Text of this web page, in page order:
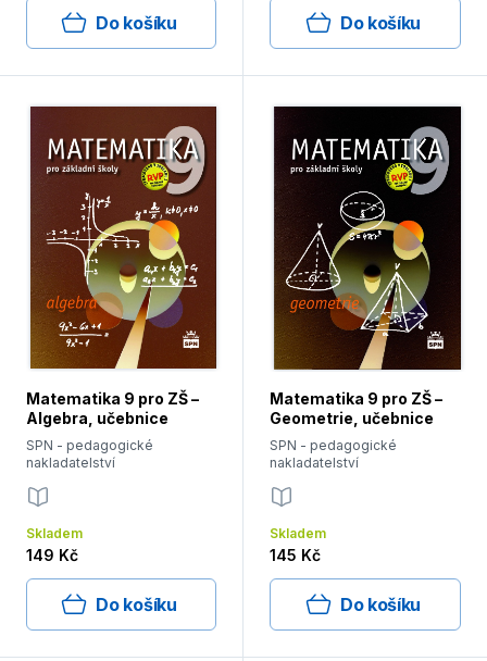
Do košíku Do košíku
Matematika 9 pro ZŠ –
Algebra, učebnice
SPN - pedagogické
nakladatelství
Skladem
149 Kč
Do košíku
Matematika 9 pro ZŠ –
Geometrie, učebnice
SPN - pedagogické
nakladatelství
Skladem
145 Kč
Do košíku